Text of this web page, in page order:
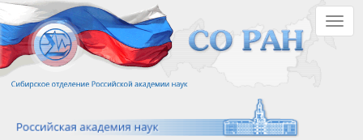
Перейти
к
основному
содержанию